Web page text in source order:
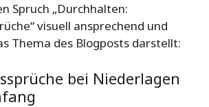
Spruch „Durchhalten:
visuell ansprechend und
Thema des Blogposts darstellt:
bei Niederlagen